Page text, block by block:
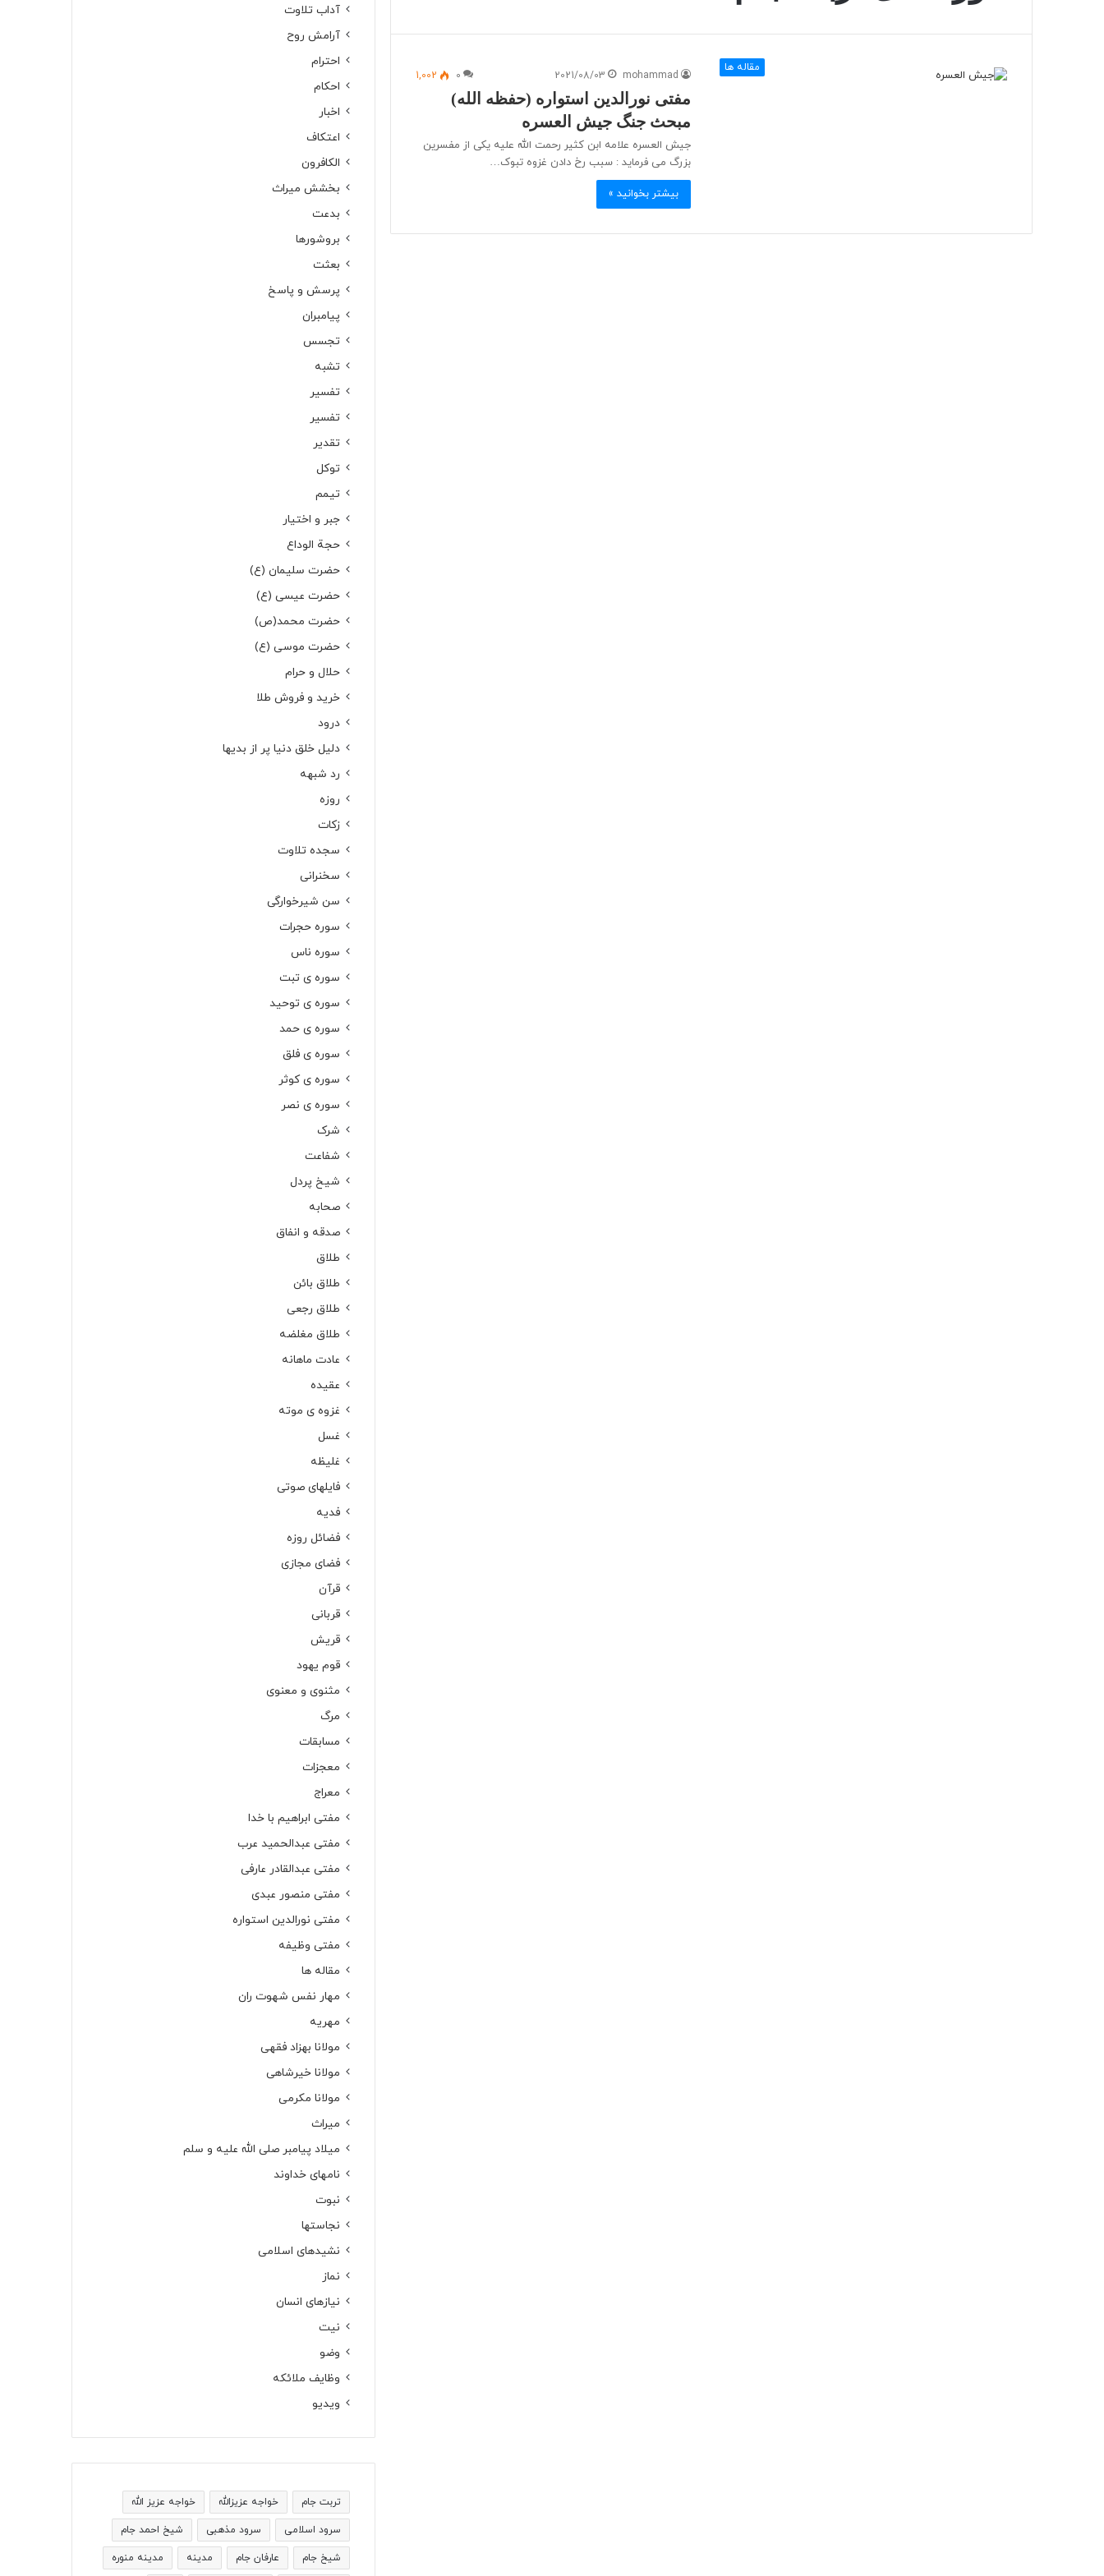
مقاله ها
mohammad
2021/08/03
0
1,002
مفتی نورالدین استواره (حفظه الله)
مبحث جنگ جیش العسره
جیش العسره علامه ابن کثیر رحمت الله علیه یکی از مفسرین
بزرگ می فرماید : سبب رخ دادن غزوه تبوک…
بیشتر بخوانید »
آداب تلاوت
آرامش روح
احترام
احکام
اخبار
اعتکاف
الکافرون
بخشش میراث
بدعت
بروشورها
بعثت
پرسش و پاسخ
پیامبران
تجسس
تشبه
تفسیر
تفسیر
تقدیر
توکل
تیمم
جبر و اختیار
حجة الوداع
حضرت سلیمان (ع)
حضرت عیسی (ع)
حضرت محمد(ص)
حضرت موسی (ع)
حلال و حرام
خرید و فروش طلا
درود
دلیل خلق دنیا پر از بدیها
رد شبهه
روزه
زکات
سجده تلاوت
سخنرانی
سن شیرخوارگی
سوره حجرات
سوره ناس
سوره ی تبت
سوره ی توحید
سوره ی حمد
سوره ی فلق
سوره ی کوثر
سوره ی نصر
شرک
شفاعت
شیخ پردل
صحابه
صدقه و انفاق
طلاق
طلاق بائن
طلاق رجعی
طلاق مغلضه
عادت ماهانه
عقیده
غزوه ی موته
غسل
غلیظه
فایلهای صوتی
فدیه
فضائل روزه
فضای مجازی
قرآن
قربانی
قریش
قوم یهود
مثنوی و معنوی
مرگ
مسابقات
معجزات
معراج
مفتی ابراهیم با خدا
مفتی عبدالحمید عرب
مفتی عبدالقادر عارفی
مفتی منصور عبدی
مفتی نورالدین استواره
مفتی وظیفه
مقاله ها
مهار نفس شهوت ران
مهریه
مولانا بهزاد فقهی
مولانا خیرشاهی
مولانا مکرمی
میراث
میلاد پیامبر صلی الله علیه و سلم
نامهای خداوند
نبوت
نجاستها
نشیدهای اسلامی
نماز
نیازهای انسان
نیت
وضو
وظایف ملائکه
ویدیو
تربت جام خواجه عزیزالله خواجه عزیز الله
سرود اسلامی سرود مذهبی شیخ احمد جام
شیخ جام عارفان جام مدینه مدینه منوره